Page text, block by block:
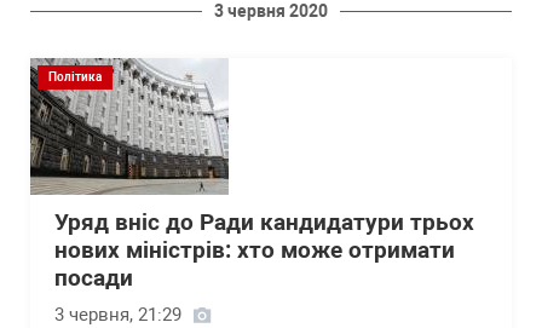
3 червня 2020
Політика
Уряд вніс до Ради кандидатури трьох
нових міністрів: хто може отримати
посади
3 червня, 21:29